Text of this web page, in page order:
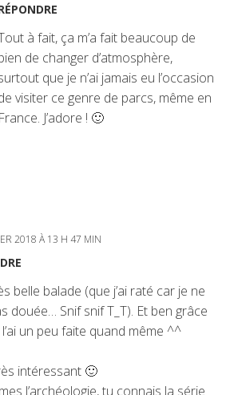
à fait, ça m’a fait beaucoup de
de changer d’atmosphère,
que je n’ai jamais eu l’occasion
visiter ce genre de parcs, même en
France. J’adore ! 🙂
2018 À 13 H 47 MIN
belle balade (que j’ai raté car je ne
douée… Snif snif T_T). Et ben grâce
un peu faite quand même ^^
intéressant 🙂
l’archéologie, tu connais la série